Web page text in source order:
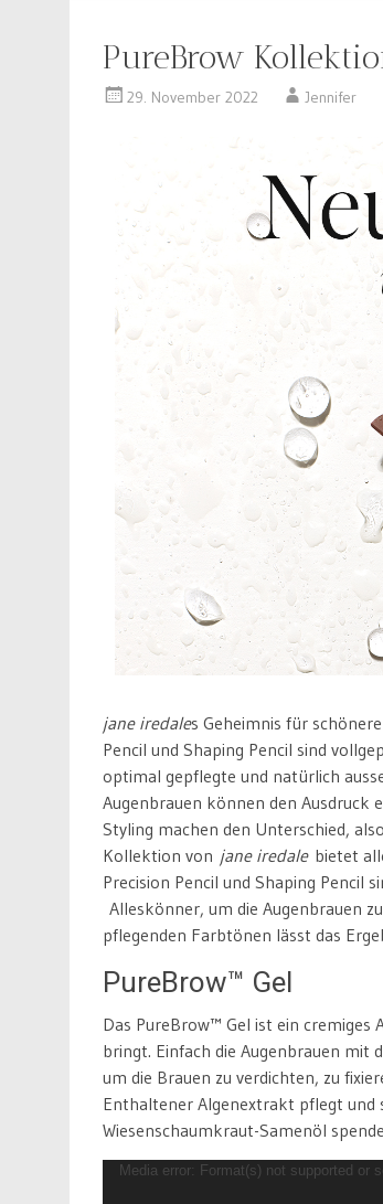
PureBrow
29. November 2022 Jennifer
jane iredales Geheimnis für
Pencil und Shaping Pencil sind
optimal gepflegte und natürlich
Augenbrauen können den Ausdruck
Styling machen den Unterschied,
Kollektion von jane iredalebietet
Precision Pencil und Shaping Pencil
Alleskönner, um die Augenbrauen
pflegenden Farbtönen lässt das
PureBrow™ Gel
Das PureBrow™ Gel ist ein cremiges
bringt. Einfach die Augenbrauen mit
um die Brauen zu verdichten, zu
Enthaltener Algenextrakt pflegt und
Wiesenschaumkraut-Samenöl
Video-
Media error: Format(s) not supported or